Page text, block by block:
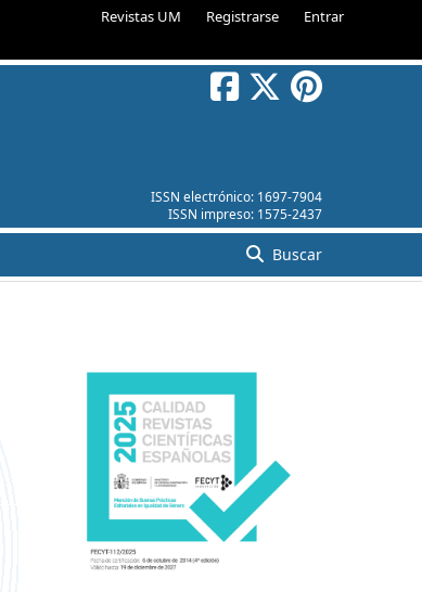
Revistas UM Registrarse Entrar
ISSN electrónico: 1697-7904
ISSN impreso: 1575-2437
Buscar